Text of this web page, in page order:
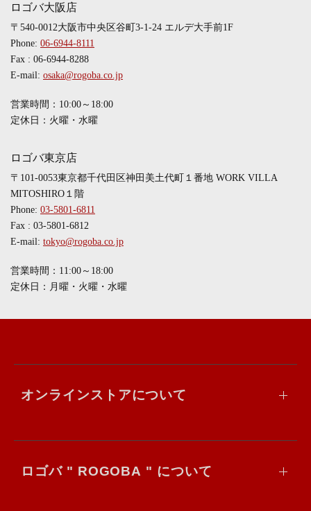
ロゴバ大阪店
〒540-0012大阪市中央区谷町3-1-24 エルデ大手前1F
Phone:06-6944-8111
Fax : 06-6944-8288
E-mail:osaka@rogoba.co.jp
営業時間：10:00～18:00
定休日：火曜・水曜
ロゴバ東京店
〒101-0053東京都千代田区神田美土代町１番地 WORK VILLA
MITOSHIRO１階
Phone:03-5801-6811
Fax : 03-5801-6812
E-mail:tokyo@rogoba.co.jp
営業時間：11:00～18:00
定休日：月曜・火曜・水曜
オンラインストアについて
ロゴバ " ROGOBA " について